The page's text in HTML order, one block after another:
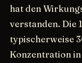
hat den
verstanden. Die
typischerweise
Konzentration